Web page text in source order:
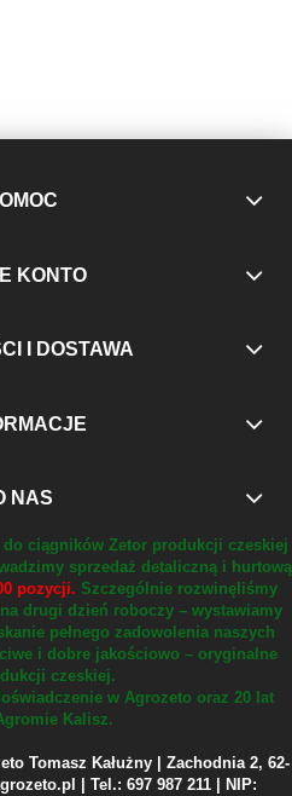
KONTO
I DOSTAWA
NAS
ciągników Zetor produkcji czeskiej
sprzedaż detaliczną i hurtową
pozycji. Szczególnie rozwinęliśmy
drugi dzień roboczy – wystawiamy
pełnego zadowolenia naszych
i dobre jakościowo – oryginalne
czeskiej.
w Agrozeto oraz 20 lat
Kalisz.
Tomasz Kałużny | Zachodnia 2, 62-
| Tel.: 697 987 211 | NIP: